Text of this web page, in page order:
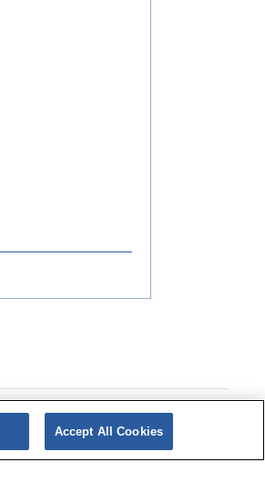
Accept All Cookies